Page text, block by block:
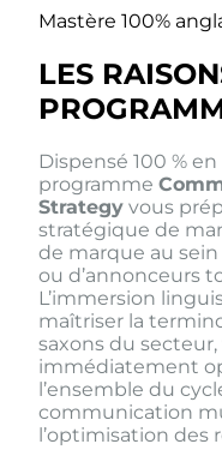
Mastère 100%
LES
Dispensé 100 %
programme
Strategy vous
stratégique de
de marque au
ou d’annonceurs
L’immersion
maîtriser la
saxons du
immédiatement
l’ensemble du
communication
l’optimisation des